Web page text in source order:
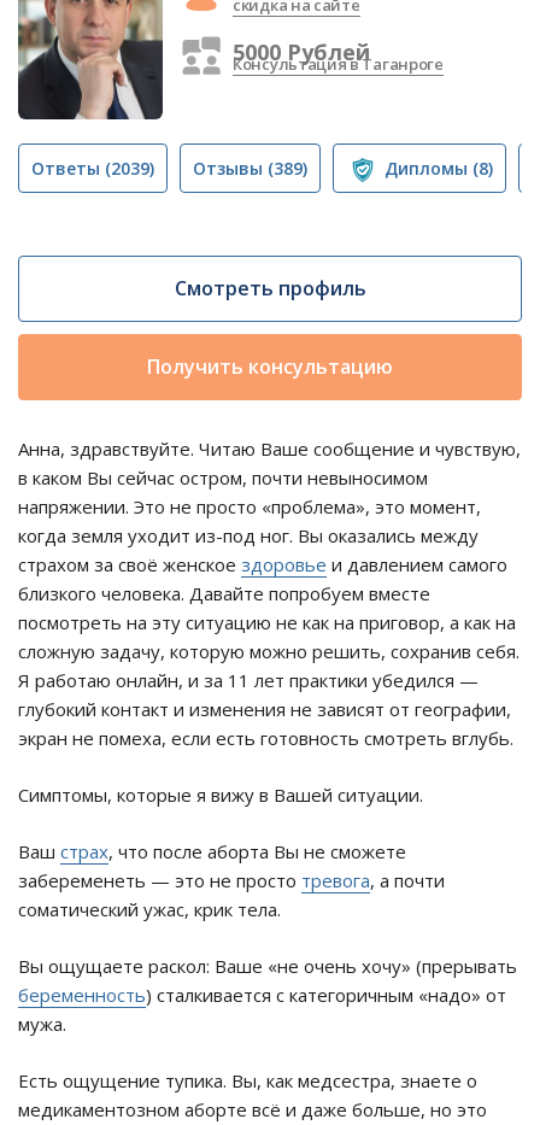
скидка на сайте
5000 Рублей
Консультация в Таганроге
Ответы (2039) Отзывы (389) Дипломы (8)
Смотреть профиль
Получить консультацию
Анна, здравствуйте. Читаю Ваше сообщение и чувствую,
в каком Вы сейчас остром, почти невыносимом
напряжении. Это не просто «проблема», это момент,
когда земля уходит из-под ног. Вы оказались между
страхом за своё женское здоровье и давлением самого
близкого человека. Давайте попробуем вместе
посмотреть на эту ситуацию не как на приговор, а как на
сложную задачу, которую можно решить, сохранив себя.
Я работаю онлайн, и за 11 лет практики убедился —
глубокий контакт и изменения не зависят от географии,
экран не помеха, если есть готовность смотреть вглубь.
Симптомы, которые я вижу в Вашей ситуации.
Ваш страх, что после аборта Вы не сможете
забеременеть — это не просто тревога, а почти
соматический ужас, крик тела.
Вы ощущаете раскол: Ваше «не очень хочу» (прерывать
беременность) сталкивается с категоричным «надо» от
мужа.
Есть ощущение тупика. Вы, как медсестра, знаете о
медикаментозном аборте всё и даже больше, но это